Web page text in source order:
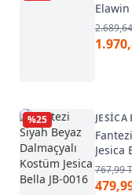
%25 JESICA
Jesica
767,99